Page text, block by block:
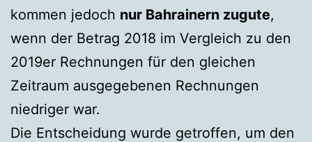
kommen jedoch nur Bahrainern zugute,
wenn der Betrag 2018 im Vergleich zu den
2019er Rechnungen für den gleichen
Zeitraum ausgegebenen Rechnungen
niedriger war.
Die Entscheidung wurde getroffen, um den